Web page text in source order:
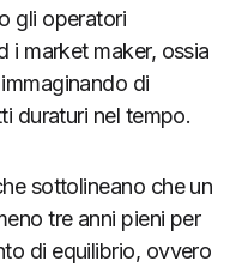
gli operatori
i market maker, ossia
di
duraturi nel tempo.
sottolineano che un
tre anni pieni per
di equilibrio, ovvero